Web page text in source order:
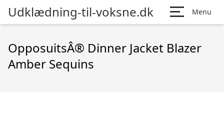
Udklædning-til-voksne.dk Menu
OpposuitsÂ® Dinner Jacket Blazer
Amber Sequins